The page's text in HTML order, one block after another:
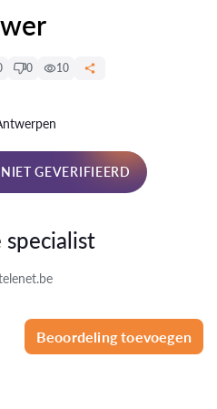
0 10
GEVERIFIEERD
Beoordeling toevoegen